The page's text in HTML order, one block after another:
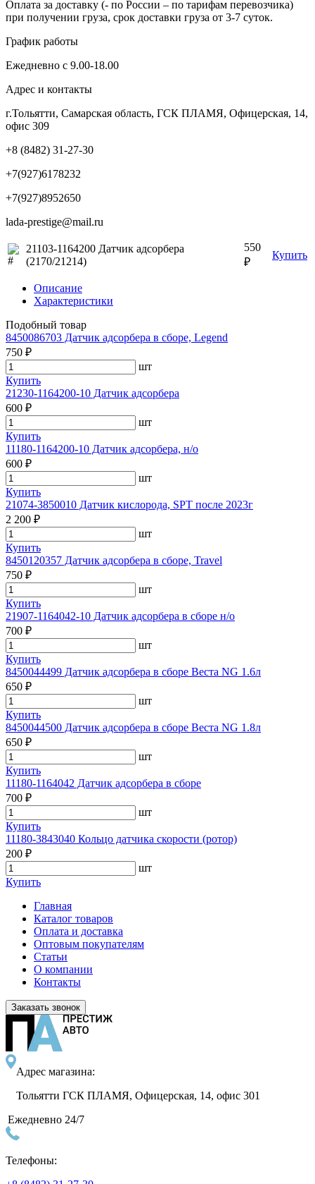
Оплата за доставку (- по России – по тарифам перевозчика)
при получении груза, срок доставки груза от 3-7 суток.
График работы
Ежедневно с 9.00-18.00
Адрес и контакты
г.Тольятти, Самарская область, ГСК ПЛАМЯ, Офицерская, 14,
офис 309
+8 (8482) 31-27-30
+7(927)6178232
+7(927)8952650
lada-prestige@mail.ru
21103-1164200 Датчик адсорбера
(2170/21214)
550
₽
Купить
Описание
Характеристики
Подобный товар
8450086703 Датчик адсорбера в сборе, Legend
750 ₽
шт
Купить
21230-1164200-10 Датчик адсорбера
600 ₽
шт
Купить
11180-1164200-10 Датчик адсорбера, н/о
600 ₽
шт
Купить
21074-3850010 Датчик кислорода, SPT после 2023г
2 200 ₽
шт
Купить
8450120357 Датчик адсорбера в сборе, Travel
750 ₽
шт
Купить
21907-1164042-10 Датчик адсорбера в сборе н/о
700 ₽
шт
Купить
8450044499 Датчик адсорбера в сборе Веста NG 1.6л
650 ₽
шт
Купить
8450044500 Датчик адсорбера в сборе Веста NG 1.8л
650 ₽
шт
Купить
11180-1164042 Датчик адсорбера в сборе
700 ₽
шт
Купить
11180-3843040 Кольцо датчика скорости (ротор)
200 ₽
шт
Купить
Главная
Каталог товаров
Оплата и доставка
Оптовым покупателям
Статьи
О компании
Контакты
Заказать звонок
Адрес магазина:
Тольятти ГСК ПЛАМЯ, Офицерская, 14, офис 301
Ежедневно 24/7
Телефоны: